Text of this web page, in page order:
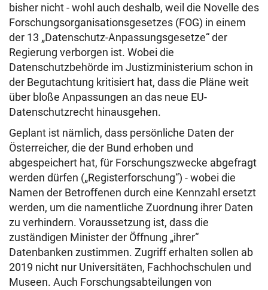
bisher nicht - wohl auch deshalb, weil die Novelle des
Forschungsorganisationsgesetzes (FOG) in einem
der 13 „Datenschutz-Anpassungsgesetze“ der
Regierung verborgen ist. Wobei die
Datenschutzbehörde im Justizministerium schon in
der Begutachtung kritisiert hat, dass die Pläne weit
über bloße Anpassungen an das neue EU-
Datenschutzrecht hinausgehen.
Geplant ist nämlich, dass persönliche Daten der
Österreicher, die der Bund erhoben und
abgespeichert hat, für Forschungszwecke abgefragt
werden dürfen („Registerforschung“) - wobei die
Namen der Betroffenen durch eine Kennzahl ersetzt
werden, um die namentliche Zuordnung ihrer Daten
zu verhindern. Voraussetzung ist, dass die
zuständigen Minister der Öffnung „ihrer“
Datenbanken zustimmen. Zugriff erhalten sollen ab
2019 nicht nur Universitäten, Fachhochschulen und
Museen. Auch Forschungsabteilungen von